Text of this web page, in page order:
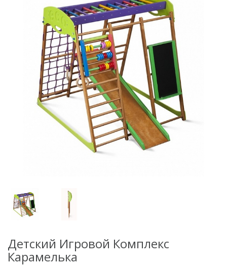
Детский Игровой Комплекс
Карамелька